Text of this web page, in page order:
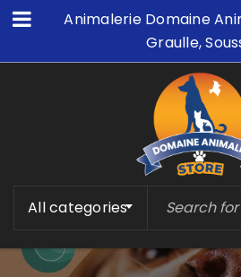
Animalerie Domaine
Graulle,
All categories